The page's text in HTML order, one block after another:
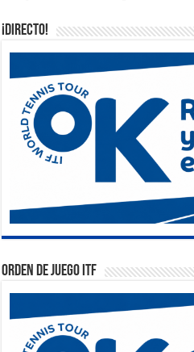
¡DIRECTO!
Orden de Juego ITF